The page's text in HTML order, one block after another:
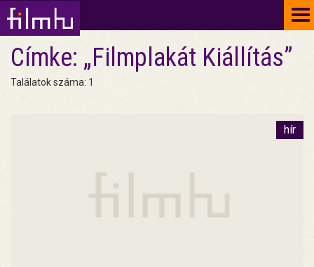
Címke: „Filmplakát Kiállítás”
Találatok száma: 1
hír